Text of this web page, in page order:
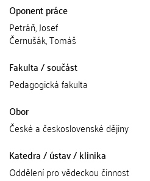
Oponent práce
Petráň, Josef
Černušák, Tomáš
Fakulta / součást
Pedagogická fakulta
Obor
České a československé dějiny
Katedra / ústav / klinika
Oddělení pro vědeckou činnost